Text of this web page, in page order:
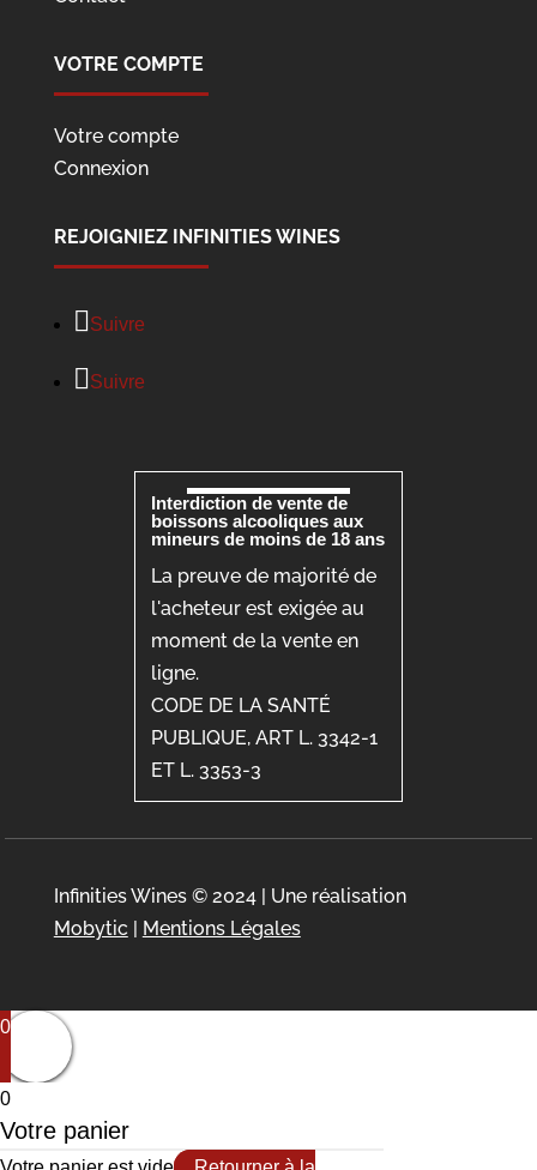
VOTRE COMPTE
Votre compte
Connexion
REJOIGNIEZ INFINITIES WINES
Suivre
Suivre
Interdiction de vente de
boissons alcooliques aux
mineurs de moins de 18 ans
La preuve de majorité de
l'acheteur est exigée au
moment de la vente en
ligne.
CODE DE LA SANTÉ
PUBLIQUE, ART L. 3342-1
ET L. 3353-3
Infinities Wines © 2024 | Une réalisation
Mobytic | Mentions Légales
0
0
Votre panier